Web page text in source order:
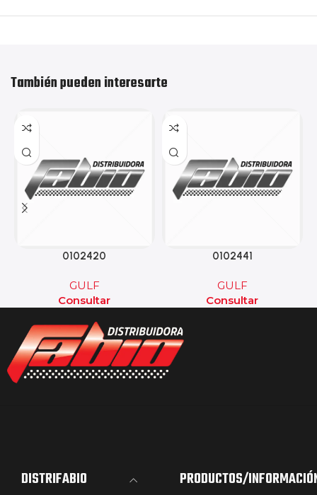
También pueden interesarte
0102420
GULF
Consultar
0102441
GULF
Consultar
DISTRIFABIO PRODUCTOS/